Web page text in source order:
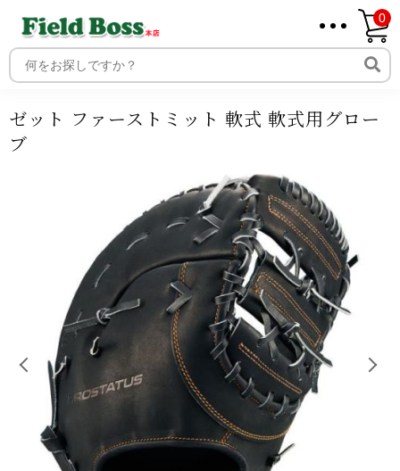
ホーム
メンバー
0
ホーム 商品 商品ジャンル 野球
グロ
ーブ・バット
軟式グローブ
ゼット ファーストミット 軟式 軟
式用グローブ
ゼット ファーストミット 軟式 軟式用グロー
ブ